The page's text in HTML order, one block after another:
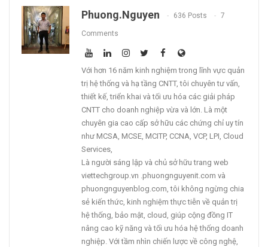
Phuong.nguyen 636 Posts 7
Comments
Với hơn 16 năm kinh nghiệm trong lĩnh vực quản
trị hệ thống và hạ tầng CNTT, tôi chuyên tư vấn,
thiết kế, triển khai và tối ưu hóa các giải pháp
CNTT cho doanh nghiệp vừa và lớn. Là một
chuyên gia cao cấp sở hữu các chứng chỉ uy tín
như MCSA, MCSE, MCITP, CCNA, VCP, LPI, Cloud
Services,
Là người sáng lập và chủ sở hữu trang web
viettechgroup.vn .phuongnguyenit.com và
phuongnguyenblog.com, tôi không ngừng chia
sẻ kiến thức, kinh nghiệm thực tiễn về quản trị
hệ thống, bảo mật, cloud, giúp cộng đồng IT
nâng cao kỹ năng và tối ưu hóa hệ thống doanh
nghiệp. Với tầm nhìn chiến lược về công nghệ,